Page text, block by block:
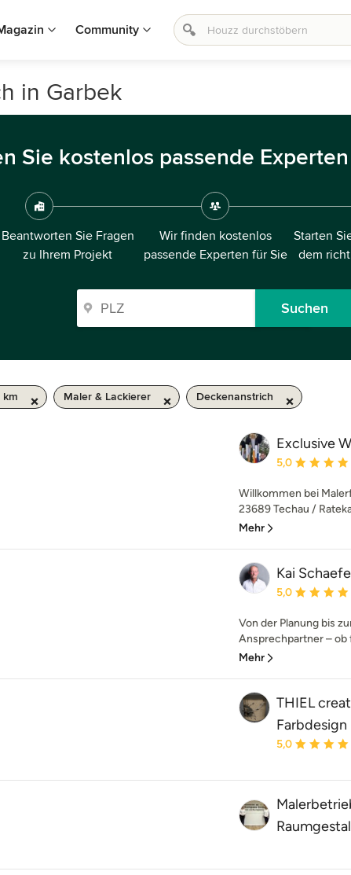
Community
in Garbek
Sie kostenlos passende
Beantworten Sie Fragen
zu Ihrem Projekt
Wir finden kostenlos
passende Experten für Sie
Starten
dem
Suchen
km Maler & Lackierer Deckenanstrich
Exclusive
5,0
Willkommen bei
23689 Techau /
Mehr
Kai
5,0
Von der Planung bis
Ansprechpartner – ob
Mehr
THIEL
Farbdesign
5,0